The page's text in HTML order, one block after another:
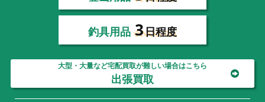
釣具用品 3日程度
大型・大量など宅配買取が難しい場合はこちら
出張買取